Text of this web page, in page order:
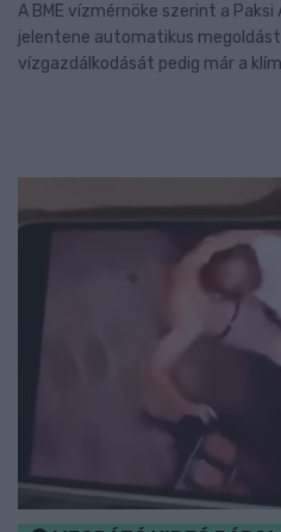
A BME vízmérnöke szerint a
jelentene automatikus
vízgazdálkodását pedig már a